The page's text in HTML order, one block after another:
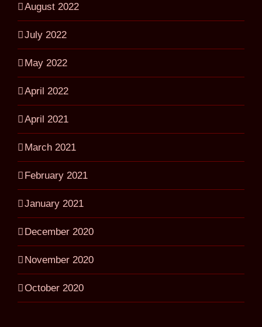
August 2022
July 2022
May 2022
April 2022
April 2021
March 2021
February 2021
January 2021
December 2020
November 2020
October 2020